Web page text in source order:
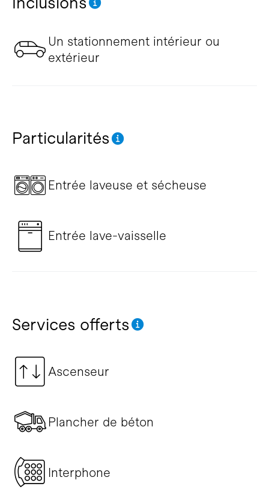
Un stationnement intérieur ou
extérieur
Particularités
Entrée laveuse et sécheuse
Entrée lave-vaisselle
Services offerts
Ascenseur
Plancher de béton
Interphone